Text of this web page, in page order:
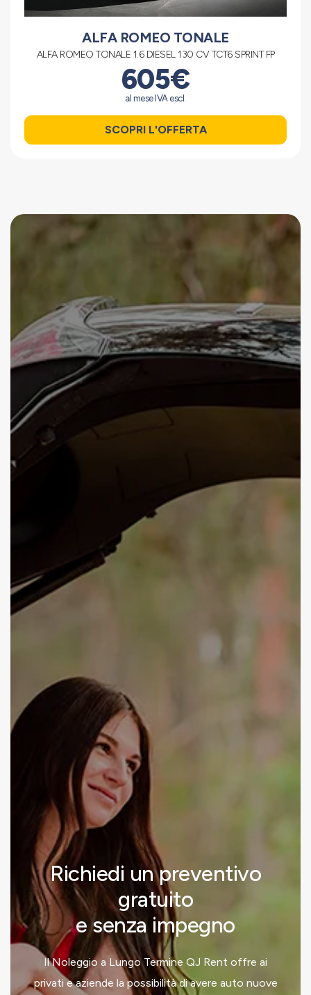
ALFA ROMEO TONALE
ALFA ROMEO TONALE 1.6 DIESEL 130 CV TCT6 SPRINT FP
605€
al mese IVA escl.
SCOPRI L'OFFERTA
Richiedi un preventivo
gratuito
e senza impegno
Il Noleggio a Lungo Termine QJ Rent offre ai
privati e aziende la possibilità di avere auto nuove